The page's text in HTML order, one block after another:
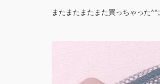
またまたまたまた買っちゃった^^;